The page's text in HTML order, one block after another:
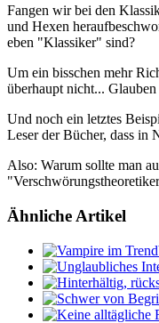
Fangen wir bei den
und Hexen
eben "Klassiker" sind?
Um ein bisschen mehr
überhaupt nicht...
Und noch ein letztes
Leser der Bücher, dass in
Also: Warum sollte man
Ähnliche Artikel